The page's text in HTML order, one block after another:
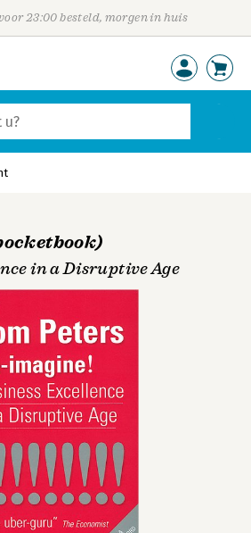
23:00 besteld, morgen in huis
in a Disruptive Age